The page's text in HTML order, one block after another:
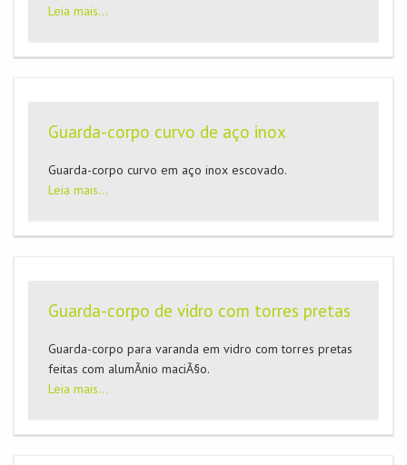
Leia mais...
Guarda-corpo curvo de aço inox
Guarda-corpo curvo em aço inox escovado.
Leia mais...
Guarda-corpo de vidro com torres pretas
Guarda-corpo para varanda em vidro com torres pretas
feitas com alumÃ­nio maciÃ§o.
Leia mais...